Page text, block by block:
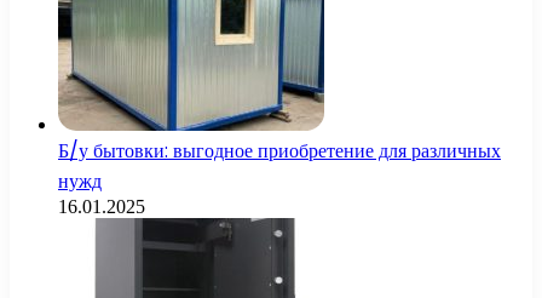
Б/у бытовки: выгодное приобретение для различных
нужд
16.01.2025